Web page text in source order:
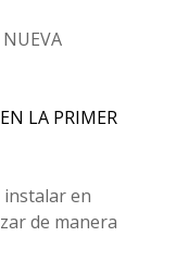
LA PRIMER
en
de manera